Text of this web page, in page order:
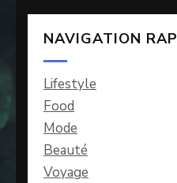
NAVIGATION
Lifestyle
Food
Mode
Beauté
Voyage